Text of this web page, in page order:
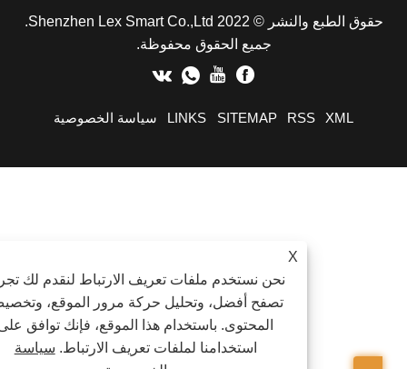
نحن نستخدم ملفات تعريف الارتباط لنقدم لك تجربة
تصفح أفضل، وتحليل حركة مرور الموقع، وتخصيص
المحتوى. باستخدام هذا الموقع، فإنك توافق على
استخدامنا لملفات تعريف الارتباط.سياسة
حقوق الطبع والنشر © 2022 Shenzhen Lex Smart Co.,Ltd.
جميع الحقوق محفوظة.
LINKS SITEMAP RSS XML سياسة الخصوصية